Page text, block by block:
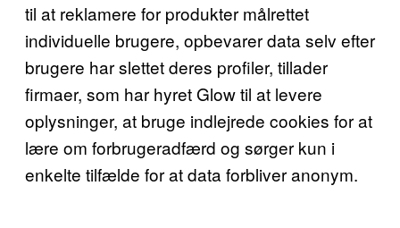
til at reklamere for produkter målrettet
individuelle brugere, opbevarer data selv efter
brugere har slettet deres profiler, tillader
firmaer, som har hyret Glow til at levere
oplysninger, at bruge indlejrede cookies for at
lære om forbrugeradfærd og sørger kun i
enkelte tilfælde for at data forbliver anonym.